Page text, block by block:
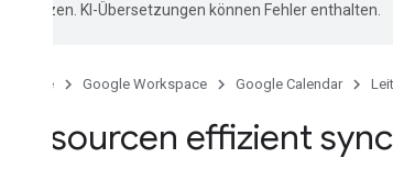
übersetzen. KI-Übersetzungen können Fehler enthalten.
Startseite Google Workspace Google Calendar
Ressourcen effizient